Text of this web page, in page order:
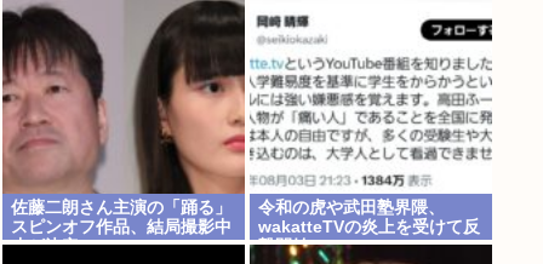
佐藤二朗さん主演の「踊る」
スピンオフ作品、結局撮影中
止が決定www
令和の虎や武田塾界隈、
wakatteTVの炎上を受けて反
撃開始